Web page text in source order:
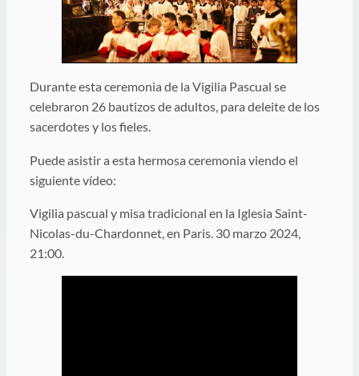
Durante esta ceremonia de la Vigilia Pascual se
celebraron 26 bautizos de adultos, para deleite de los
sacerdotes y los fieles.
Puede asistir a esta hermosa ceremonia viendo el
siguiente vídeo:
Vigilia pascual y misa tradicional en la Iglesia Saint-
Nicolas-du-Chardonnet, en Paris. 30 marzo 2024,
21:00.